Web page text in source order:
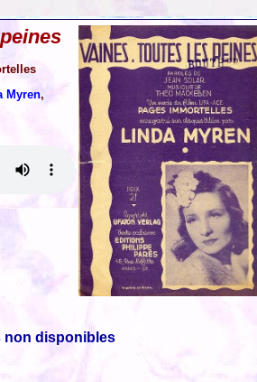
Myren,
non disponibles